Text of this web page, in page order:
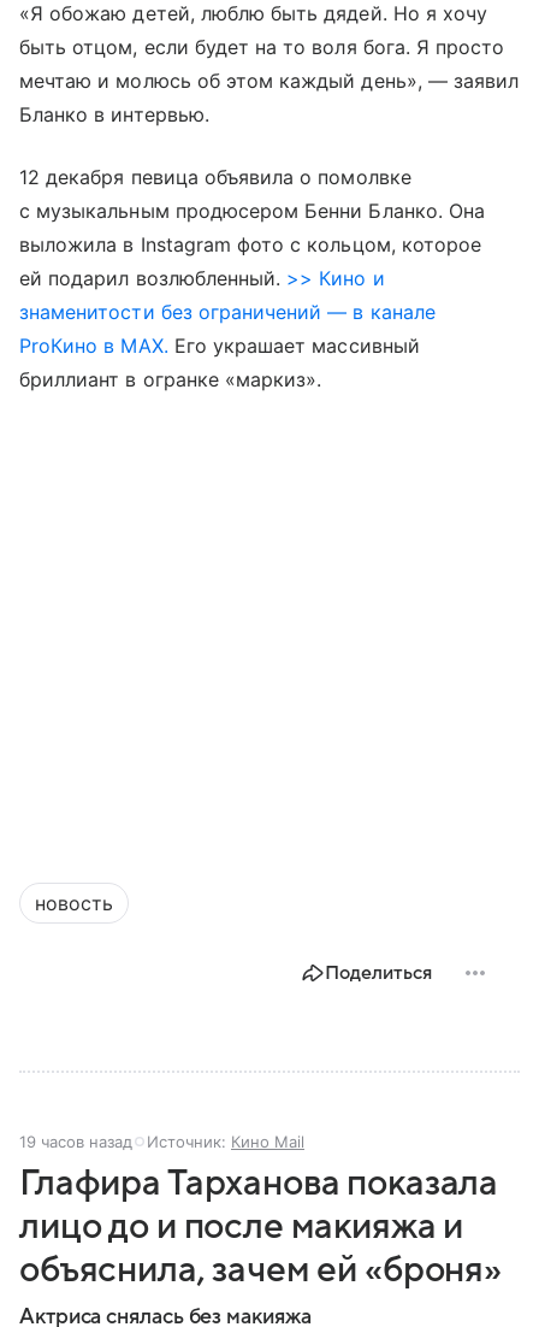
«Я обожаю детей, люблю быть дядей. Но я хочу
быть отцом, если будет на то воля бога. Я просто
мечтаю и молюсь об этом каждый день», — заявил
Бланко в интервью.
12 декабря певица объявила о помолвке
с музыкальным продюсером Бенни Бланко. Она
выложила в Instagram фото с кольцом, которое
ей подарил возлюбленный. >> Кино и
знаменитости без ограничений — в канале
ProКино в MAX. Его украшает массивный
бриллиант в огранке «маркиз».
новость
Поделиться
19 часов назад Источник: Кино Mail
Глафира Тарханова показала
лицо до и после макияжа и
объяснила, зачем ей «броня»
Актриса снялась без макияжа